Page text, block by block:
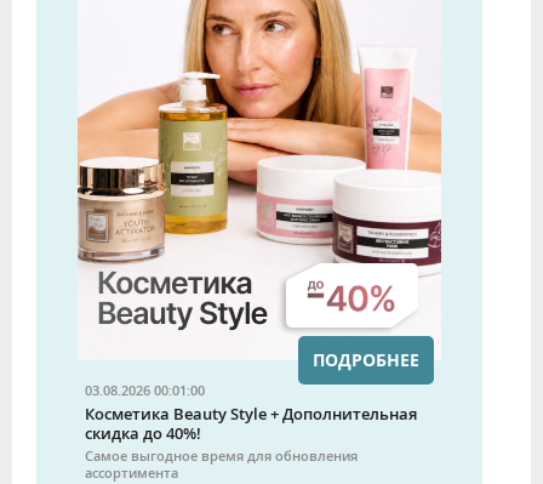
03.08.2026 00:01:00
Косметика Beauty Style + Дополнительная
скидка до 40%!
Самое выгодное время для обновления
ассортимента
ПОДРОБНЕЕ